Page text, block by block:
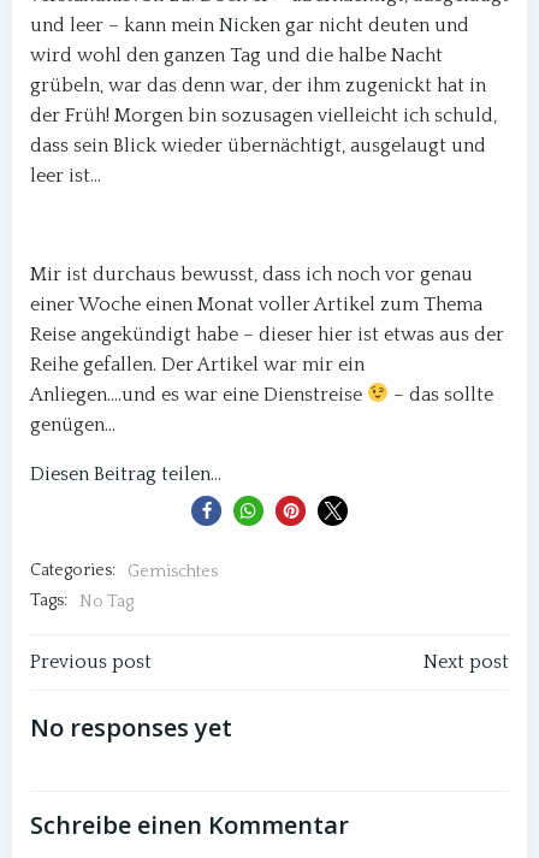
und leer – kann mein Nicken gar nicht deuten und
wird wohl den ganzen Tag und die halbe Nacht
grübeln, war das denn war, der ihm zugenickt hat in
der Früh! Morgen bin sozusagen vielleicht ich schuld,
dass sein Blick wieder übernächtigt, ausgelaugt und
leer ist…
Mir ist durchaus bewusst, dass ich noch vor genau
einer Woche einen Monat voller Artikel zum Thema
Reise angekündigt habe – dieser hier ist etwas aus der
Reihe gefallen. Der Artikel war mir ein
Anliegen….und es war eine Dienstreise
– das sollte
genügen…
Diesen Beitrag teilen...
Categories:
Gemischtes
Tags:
No Tag
Post
navigation
Previous post Next post
No responses yet
Schreibe einen Kommentar